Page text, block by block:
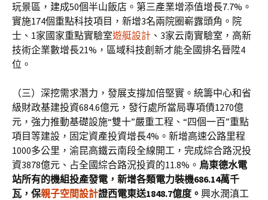
玩景區，建成50個半山飯店。第三產業增添值增長7.7%。
實施174個重點科技項目，新增3名兩院圈嶄露頭角。院
士、1家國家重點實驗室遊艇設計 、3家云南實驗室，高新
技術企業數增長21%，區域科技創新才能全國排名晉陞4
位。
（三）深挖需求潛力，發展支撐加倍堅實。統籌中心和省
級財政基建投資684.6億元，發行處所當局專項債1270億
元，強力推動基礎設施“雙十”嚴重工程、“四個一百”重點
項目等建設，固定資產投資增長4%。新增高速公路里程
1000多公里，渝昆高鐵云南段全線開工，完成綜合路況投
資3878億元、占全國綜合路況投資的11.8%。 烏東德水電
站所有的機組投產發電，新增各類電力裝機686.14萬千
瓦，保親子空間設計證西電東送1848.7億度。 興水潤滇工